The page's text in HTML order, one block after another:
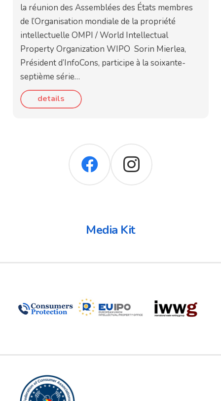
la réunion des Assemblées des États membres
de l’Organisation mondiale de la propriété
intellectuelle OMPI / World Intellectual
Property Organization WIPO Sorin Mierlea,
Président d’InfoCons, participe à la soixante-
septième série…
details
Media Kit